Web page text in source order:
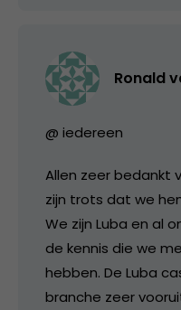
Ronald
@ iedereen
Allen zeer bedankt
zijn trots dat we
We zijn Luba en al
de kennis die we
hebben. De Luba
branche zeer